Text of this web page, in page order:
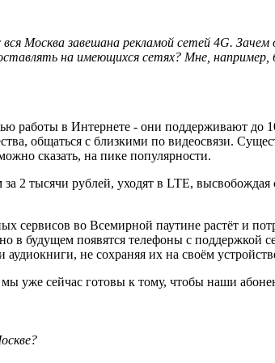
вся Москва завешана рекламой сетей 4G.
на имеющихся сетях? Мне,
работы в Интернете - они поддерживают до
общаться с близкими по видеосвязи.
сказать, на пике популярности.
за 2 тысячи рублей, уходят в LTE,
сервисов во Всемирной паутине растёт и
будущем появятся телефоны с поддержкой
не сохраняя их на своём
мы уже сейчас готовы к тому, чтобы наши